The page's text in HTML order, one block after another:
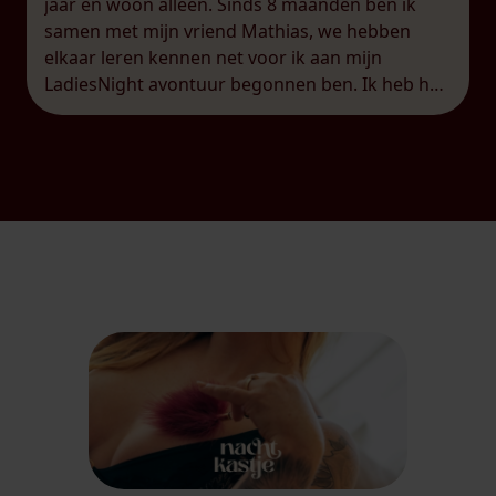
samen met mijn vriend Mathias, we hebben
elkaar leren kennen net voor ik aan mijn
LadiesNight avontuur begonnen ben. Ik heb het
geluk dat hij mij hier volledig in steunt, zo kan hij